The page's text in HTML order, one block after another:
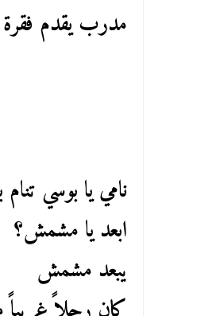
مدرب يقدم
نامي يا بوسي
ابعد يا مشمش؟
يبعد مشمش